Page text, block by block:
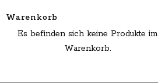
Warenkorb
Es befinden sich keine Produkte im
Warenkorb.